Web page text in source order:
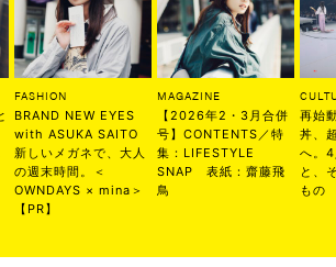
FASHION
BRAND NEW EYES
with ASUKA SAITO
新しいメガネで、大人
の週末時間。＜
OWNDAYS × mina＞
【PR】
MAGAZINE
【2026年2・3月合併
号】CONTENTS／特
集：LIFESTYLE
SNAP 表紙：齋藤飛
鳥
再始
丼、
へ。
と、
もの